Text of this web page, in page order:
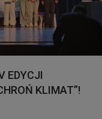
EDYCJI
KLIMAT”!